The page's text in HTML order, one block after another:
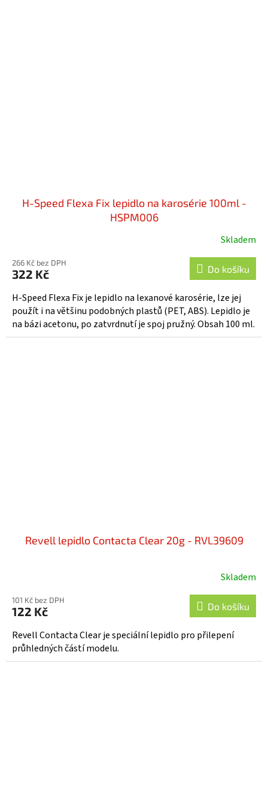
H-Speed Flexa Fix lepidlo na karosérie 100ml -
HSPM006
produktu
je
5,0
z
5
hvězdiček.
Skladem
266 Kč bez DPH
322 Kč Do košíku
H-Speed Flexa Fix je lepidlo na lexanové karosérie, lze jej
použít i na většinu podobných plastů (PET, ABS). Lepidlo je
na bázi acetonu, po zatvrdnutí je spoj pružný. Obsah 100 ml.
Revell lepidlo Contacta Clear 20g - RVL39609
Skladem
101 Kč bez DPH
122 Kč Do košíku
Revell Contacta Clear je speciální lepidlo pro přilepení
průhledných částí modelu.